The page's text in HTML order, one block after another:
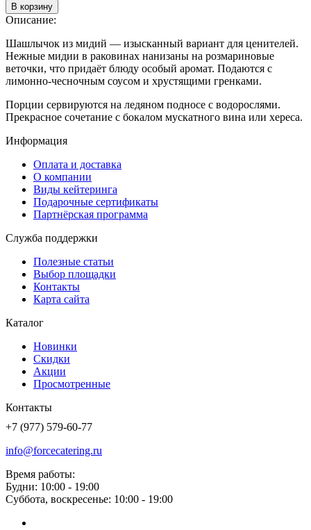
В корзину
Описание:
Шашлычок из мидий — изысканный вариант для ценителей.
Нежные мидии в раковинах нанизаны на розмариновые
веточки, что придаёт блюду особый аромат. Подаются с
лимонно-чесночным соусом и хрустящими гренками.
Порции сервируются на ледяном подносе с водорослями.
Прекрасное сочетание с бокалом мускатного вина или хереса.
Информация
Оплата и доставка
О компании
Виды кейтеринга
Подарочные сертификаты
Партнёрская программа
Служба поддержки
Полезные статьи
Выбор площадки
Контакты
Карта сайта
Каталог
Новинки
Скидки
Акции
Просмотренные
Контакты
+7 (977) 579-60-77
info@forcecatering.ru
Время работы:
Будни: 10:00 - 19:00
Суббота, воскресенье: 10:00 - 19:00